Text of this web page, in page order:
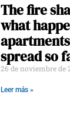
The fire
what
spread so
26 de noviembre de
Leer más »